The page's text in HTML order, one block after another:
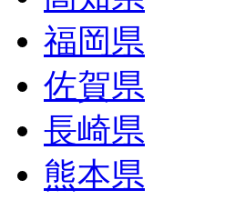
福岡県
佐賀県
長崎県
熊本県